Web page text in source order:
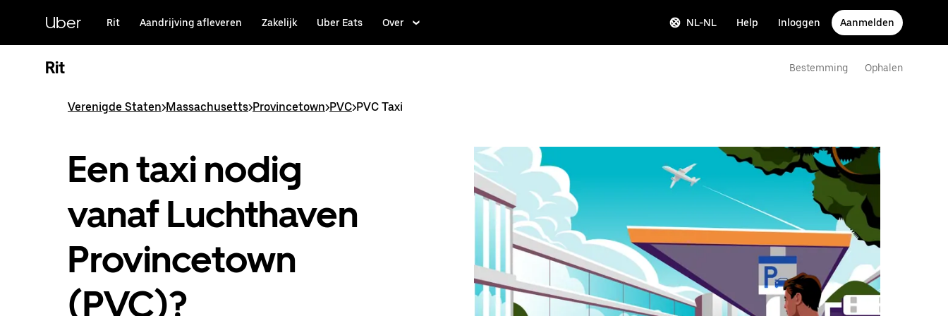
hoofdinhoudUber Rit Aandrijving afleveren Zakelijk Uber Eats Over NL-NL Help Inloggen Aanmelden
Rit Bestemming Ophalen
Verenigde Staten>Massachusetts>Provincetown>PVC>PVC Taxi
Een taxi nodig
vanaf Luchthaven
Provincetown
(PVC)?